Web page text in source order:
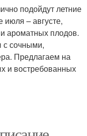
подойдут летние
июля – августе,
ароматных плодов.
с сочными,
Предлагаем на
и востребованных